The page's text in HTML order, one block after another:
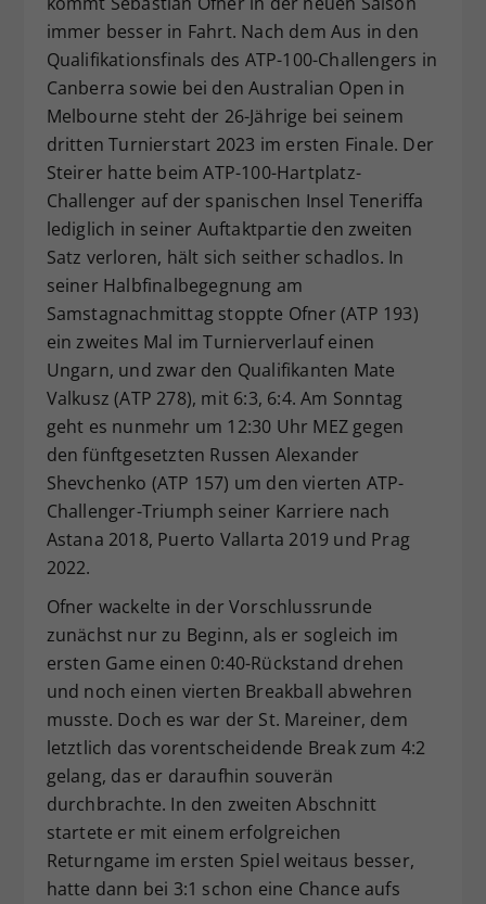
immer besser in Fahrt. Nach dem Aus in den
Qualifikationsfinals des ATP-100-Challengers in
Canberra sowie bei den Australian Open in
Melbourne steht der 26-Jährige bei seinem
dritten Turnierstart 2023 im ersten Finale. Der
Steirer hatte beim ATP-100-Hartplatz-
Challenger auf der spanischen Insel Teneriffa
lediglich in seiner Auftaktpartie den zweiten
Satz verloren, hält sich seither schadlos. In
seiner Halbfinalbegegnung am
Samstagnachmittag stoppte Ofner (ATP 193)
ein zweites Mal im Turnierverlauf einen
Ungarn, und zwar den Qualifikanten Mate
Valkusz (ATP 278), mit 6:3, 6:4. Am Sonntag
geht es nunmehr um 12:30 Uhr MEZ gegen
den fünftgesetzten Russen Alexander
Shevchenko (ATP 157) um den vierten ATP-
Challenger-Triumph seiner Karriere nach
Astana 2018, Puerto Vallarta 2019 und Prag
2022.
Ofner wackelte in der Vorschlussrunde
zunächst nur zu Beginn, als er sogleich im
ersten Game einen 0:40-Rückstand drehen
und noch einen vierten Breakball abwehren
musste. Doch es war der St. Mareiner, dem
letztlich das vorentscheidende Break zum 4:2
gelang, das er daraufhin souverän
durchbrachte. In den zweiten Abschnitt
startete er mit einem erfolgreichen
Returngame im ersten Spiel weitaus besser,
hatte dann bei 3:1 schon eine Chance aufs
Zweck
Dieser Wert speichert Ihre Consent-
Einstellungen. Unter anderem eine
historische Speicherung Ihrer
vorgenommen Einstellungen, falls der
Webseiten-Betreiber dies eingestellt
hat.